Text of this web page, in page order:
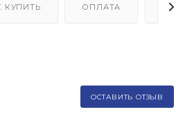
КУПИТЬ ОПЛАТА
ОСТАВИТЬ ОТЗЫВ